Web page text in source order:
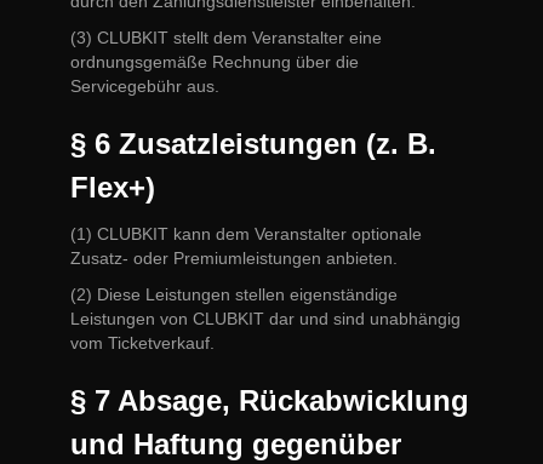
(3) CLUBKIT stellt dem Veranstalter eine
ordnungsgemäße Rechnung über die
Servicegebühr aus.
§ 6 Zusatzleistungen (z. B.
Flex+)
(1) CLUBKIT kann dem Veranstalter optionale
Zusatz- oder Premiumleistungen anbieten.
(2) Diese Leistungen stellen eigenständige
Leistungen von CLUBKIT dar und sind unabhängig
vom Ticketverkauf.
§ 7 Absage, Rückabwicklung
und Haftung gegenüber